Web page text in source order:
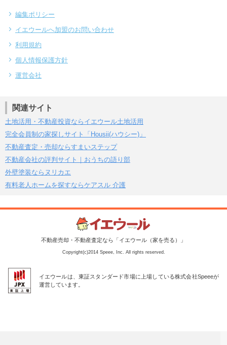
編集ポリシー
イエウールへ加盟のお問い合わせ
利用規約
個人情報保護方針
運営会社
関連サイト
土地活用・不動産投資ならイエウール土地活用
完全会員制の家探しサイト「Housii(ハウシー)」
不動産査定・売却ならすまいステップ
不動産会社の評判サイト｜おうちの語り部
外壁塗装ならヌリカエ
有料老人ホームを探すならケアスル 介護
不動産売却・不動産査定なら「イエウール（家を売る）」
Copyright(c)2014 Speee, Inc. All rights reserved.
イエウールは、東証スタンダード市場に上場している株式会社Speeeが
運営しています。